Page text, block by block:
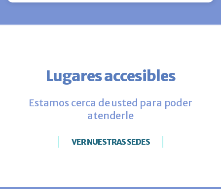
Lugares accesibles
Estamos cerca de usted para poder
atenderle
VER NUESTRAS SEDES